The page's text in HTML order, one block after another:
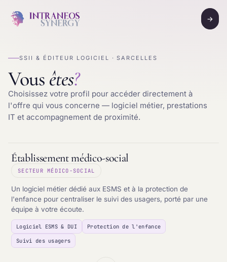
→
SSII & ÉDITEUR LOGICIEL · SARCELLES
Vous êtes?
Choisissez votre profil pour accéder directement à
l'offre qui vous concerne — logiciel métier, prestations
IT et accompagnement de proximité.
Établissement médico-social
SECTEUR MÉDICO-SOCIAL
Un logiciel métier dédié aux ESMS et à la protection de
l'enfance pour centraliser le suivi des usagers, porté par une
équipe à votre écoute.
Logiciel ESMS & DUI
Protection de l'enfance
Suivi des usagers